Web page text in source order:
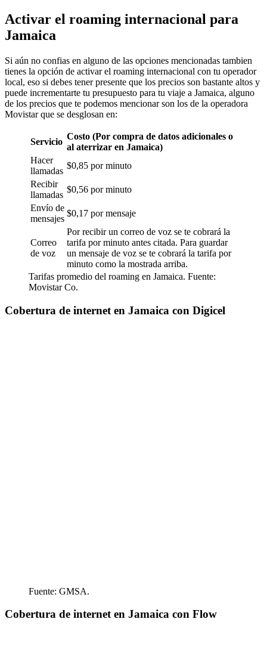
Activar el roaming internacional para
Jamaica
Si aún no confias en alguno de las opciones mencionadas tambien
tienes la opción de activar el roaming internacional con tu operador
local, eso si debes tener presente que los precios son bastante altos y
puede incrementarte tu presupuesto para tu viaje a Jamaica, alguno
de los precios que te podemos mencionar son los de la operadora
Movistar que se desglosan en:
Servicio
Costo (Por compra de datos adicionales o
al aterrizar en Jamaica)
Hacer
llamadas
$0,85 por minuto
Recibir
llamadas
$0,56 por minuto
Envío de
mensajes
$0,17 por mensaje
Correo
de voz
Por recibir un correo de voz se te cobrará la
tarifa por minuto antes citada. Para guardar
un mensaje de voz se te cobrará la tarifa por
minuto como la mostrada arriba.
Tarifas promedio del roaming en Jamaica. Fuente:
Movistar Co.
Cobertura de internet en Jamaica con Digicel
Fuente: GMSA.
Cobertura de internet en Jamaica con Flow